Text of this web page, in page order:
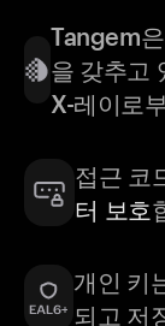
Tangem은
을 갖추고
X-레이로
접근 코
터 보호
개인 키
되고 저